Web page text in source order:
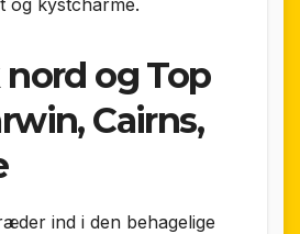
og kystcharme.
og Top
Cairns,
ind i den behagelige